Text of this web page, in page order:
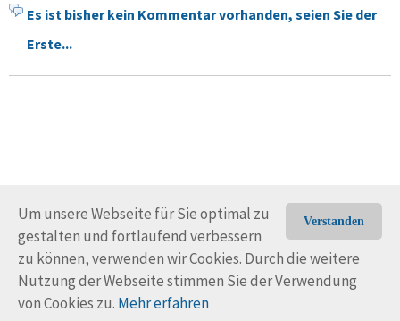
Verstanden
Um unsere Webseite für Sie optimal zu
gestalten und fortlaufend verbessern
zu können, verwenden wir Cookies. Durch die weitere
Nutzung der Webseite stimmen Sie der Verwendung
von Cookies zu. Mehr erfahren
Es ist bisher kein Kommentar vorhanden, seien Sie der
Erste...
© Trans-Ocean e.V. 2010-2026 Impressum
Nutzungsbedingungen
Rechtliche Hinweise